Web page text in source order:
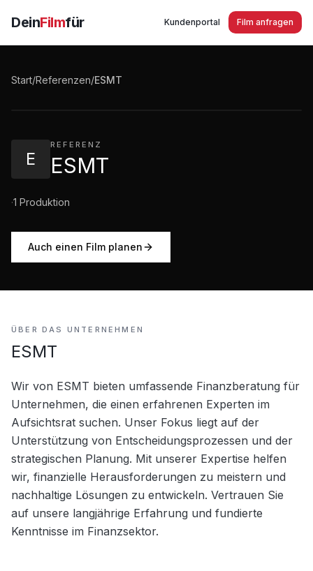
DeinFilmfür Kundenportal Film anfragen
Start/Referenzen/ESMT
E
REFERENZ
ESMT
·1 Produktion
Auch einen Film planen
ESMT Der Financial Expert im Aufsichtsrat
ÜBER DAS UNTERNEHMEN
ESMT
Wir von ESMT bieten umfassende Finanzberatung für
Unternehmen, die einen erfahrenen Experten im
Aufsichtsrat suchen. Unser Fokus liegt auf der
Unterstützung von Entscheidungsprozessen und der
strategischen Planung. Mit unserer Expertise helfen
wir, finanzielle Herausforderungen zu meistern und
nachhaltige Lösungen zu entwickeln. Vertrauen Sie
auf unsere langjährige Erfahrung und fundierte
Kenntnisse im Finanzsektor.